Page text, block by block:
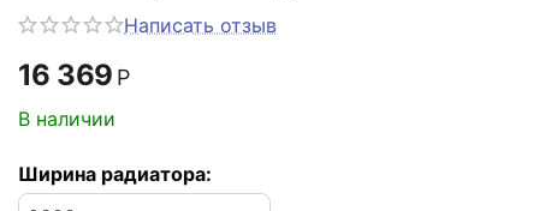
Написать отзыв
16 369 Р
В наличии
Ширина радиатора: